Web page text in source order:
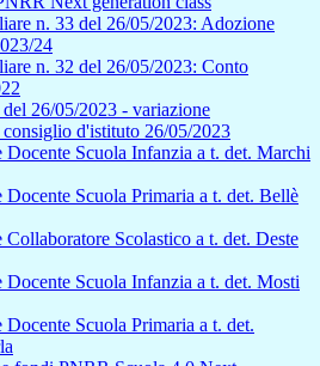
n. 33 del 26/05/2023: Adozione
24
n. 32 del 26/05/2023: Conto
26/05/2023 - variazione
d'istituto 26/05/2023
Scuola Infanzia a t. det. Marchi
Scuola Primaria a t. det. Bellè
Scolastico a t. det. Deste
Scuola Infanzia a t. det. Mosti
Scuola Primaria a t. det.